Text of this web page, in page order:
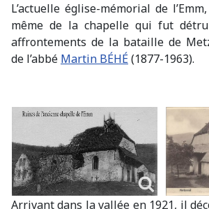
L’actuelle église-mémorial de
même de la chapelle qui fut
affrontements de la bataille de
de l’abbé Martin BÉHÉ (1877-1963).
Arrivant dans la vallée en 1921, il